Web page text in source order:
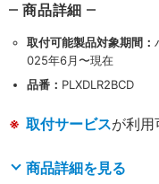
商品詳細
取付可能製品対象期間：
025年6月〜現在
品番： PLXDLR2BCD
取付サービスが利用
商品詳細を見る